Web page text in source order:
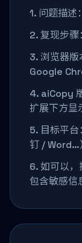
1. 问题描述
2. 复现步
3. 浏览器
Google
4. aiCopy
扩展下方显
5. 目标平
钉 / Word…
6. 如可以
包含敏感信